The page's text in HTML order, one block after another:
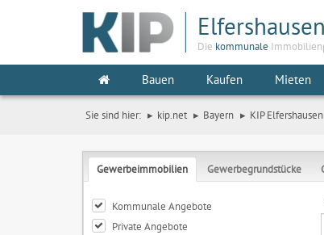
Elfershausen
Die kommunale
Bauen Kaufen Mieten
Sie sind hier: kip.net Bayern KIP Elfershausen
Gewerbeimmobilien Gewerbegrundstücke
Kommunale Angebote
Private Angebote